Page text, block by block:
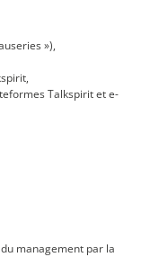
»),
Talkspirit et e-
management par la